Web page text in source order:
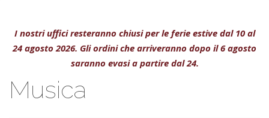
I nostri uffici resteranno chiusi per le ferie estive dal 10 al
24 agosto 2026. Gli ordini che arriveranno dopo il 6 agosto
saranno evasi a partire dal 24.
Musica